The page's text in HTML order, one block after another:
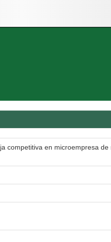
competitiva en microempresa de